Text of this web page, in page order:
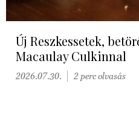
Új Reszkessetek,
Macaulay Culkinnal
2026.07.30. 2 perc olvasás